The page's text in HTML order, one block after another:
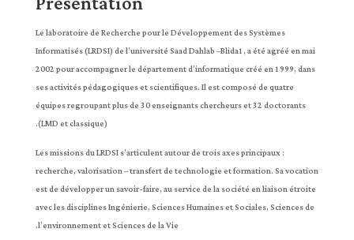
Le laboratoire de Recherche pour le Développement des Systèmes
Informatisés (LRDSI) de l’université Saad Dahlab –Blida1, a été agréé en mai
2002 pour accompagner le département d’informatique créé en 1999, dans
ses activités pédagogiques et scientifiques. Il est composé de quatre
équipes regroupant plus de 30 enseignants chercheurs et 32 doctorants
(LMD et classique).
Les missions du LRDSI s’articulent autour de trois axes principaux :
recherche, valorisation – transfert de technologie et formation. Sa vocation
est de développer un savoir-faire, au service de la société en liaison étroite
avec les disciplines Ingénierie, Sciences Humaines et Sociales, Sciences de
l’environnement et Sciences de la Vie.